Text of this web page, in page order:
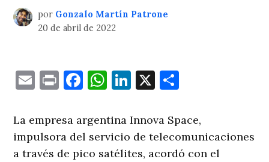
por Gonzalo Martín Patrone
20 de abril de 2022
EmailPrintFacebook
WhatsApp
LinkedIn
X
La empresa argentina Innova Space,
impulsora del servicio de telecomunicaciones
a través de pico satélites, acordó con el